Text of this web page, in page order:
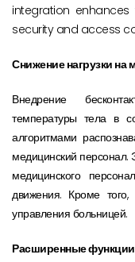
integration
security and access
Снижение нагрузки на
Внедрение
температуры тела в
алгоритмами
медицинский персонал.
медицинского
движения. Кроме
управления больницей.
Расширенные функции